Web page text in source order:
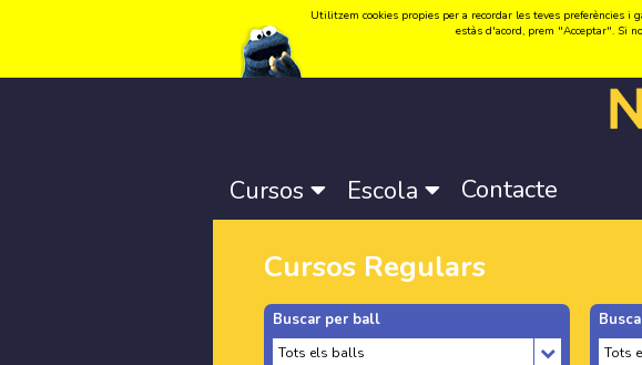
Idioma:Català -Castellano-English
Cursos Escola Contacte
Cursos Regulars
Buscar per ball
Utilitzem cookies propies per a recordar les teves preferències
estàs d'acord, prem "Acceptar". Si